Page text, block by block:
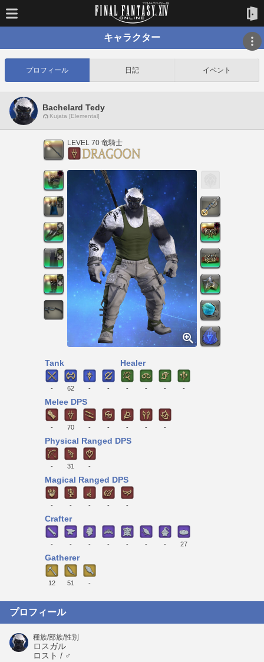
キャラクター
プロフィール 日記 イベント
Bachelard Tedy
Kujata [Elemental]
LEVEL 70 竜騎士
Tank
- 62 - -
Healer
- - - -
Melee DPS
- 70 - - - - -
Physical Ranged DPS
- 31 -
Magical Ranged DPS
- - - - -
Crafter
- - - - - - - 27
Gatherer
12 51 -
プロフィール
種族/部族/性別
ロスガル
ロスト / ♂